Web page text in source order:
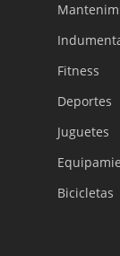
Fitness
Deportes
Juguetes
Bicicletas